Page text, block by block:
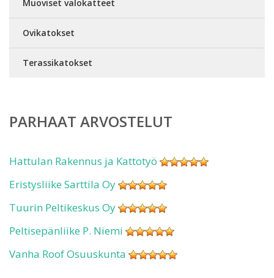
Muoviset valokatteet
Ovikatokset
Terassikatokset
PARHAAT ARVOSTELUT
Hattulan Rakennus ja Kattotyö
Eristysliike Sarttila Oy
Tuurin Peltikeskus Oy
Peltisepänliike P. Niemi
Vanha Roof Osuuskunta